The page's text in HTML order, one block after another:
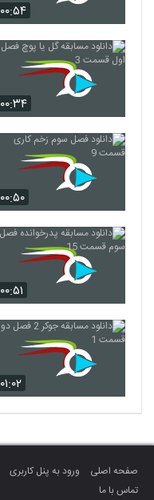
۰۰:۵۴
۰۰:۳۴
۰۰:۵۰
۰۰:۵۱
۰۱:۰۲
صفحه اصلی ورود به پنل کاربری
تماس با ما